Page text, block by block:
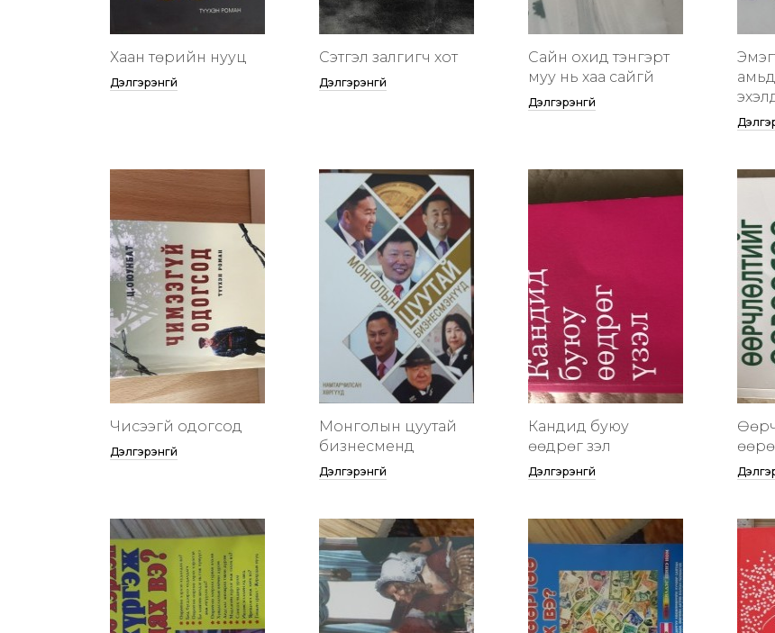
Хаан төрийн нууц
Дэлгэрэнгүй
Сэтгэл залгигч хот
Дэлгэрэнгүй
Сайн охид тэнгэрт
муу нь хаа сайгүй
Дэлгэрэнгүй
Чисээгүй одогсод
Дэлгэрэнгүй
Монголын цуутай
бизнесменүүд
Дэлгэрэнгүй
Кандид буюу
өөдрөг үзэл
Дэлгэрэнгүй